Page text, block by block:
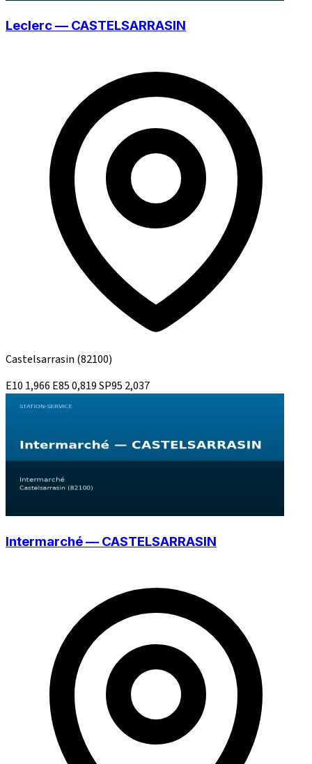
Leclerc — CASTELSARRASIN
Castelsarrasin (82100)
E10 1,966 E850,819SP95 2,037
Intermarché — CASTELSARRASIN